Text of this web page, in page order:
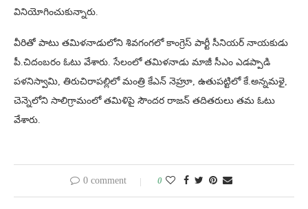
వినియోగించుకున్నారు.
వీరితో పాటు తమిళనాడులోని శివగంగలో కాంగ్రెస్‌ పార్టీ సీనియర్ నాయకుడు
పీ.చిదంబరం ఓటు వేశారు. సేలంలో తమిళనాడు మాజీ సీఎం ఎడప్పాడి
పళనిస్వామి, తిరుచిరాపల్లిలో మంత్రి కేఎన్ నెహ్రూ, ఉతుపట్టిలో కే.అన్నమళై,
చెన్నెలోని సాలిగ్రామంలో తమిళిపై సౌందర రాజన్ తదితరులు తమ ఓటు
వేశారు.
0 comment 0